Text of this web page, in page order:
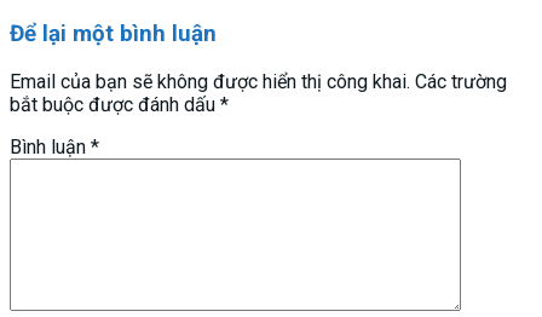
Để lại một bình luận
Email của bạn sẽ không được hiển thị công khai. Các trường
bắt buộc được đánh dấu *
Bình luận *